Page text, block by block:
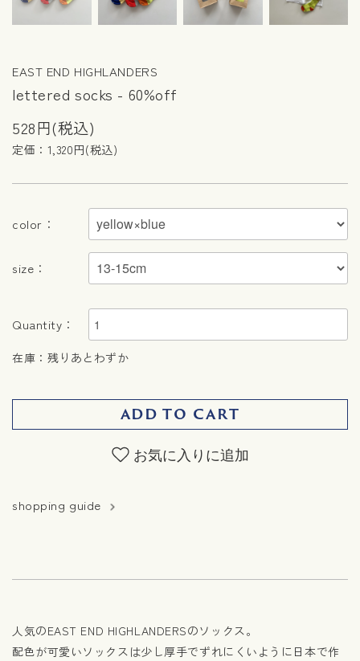
EAST END HIGHLANDERS
lettered socks - 60%off
528円(税込)
定価：1,320円(税込)
color：
size：
Quantity：
在庫：残りあとわずか
ADD TO CART
お気に入りに追加
shopping guide
人気のEAST END HIGHLANDERSのソックス。
配色が可愛いソックスは少し厚手でずれにくいように日本で作